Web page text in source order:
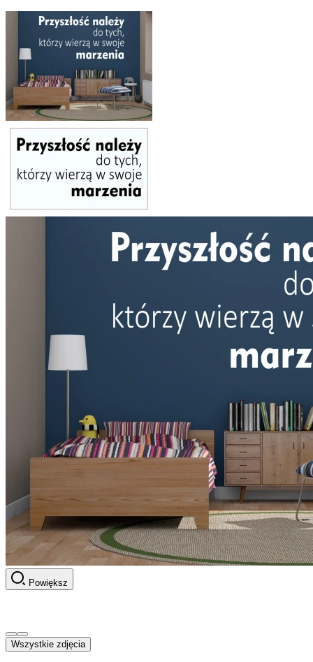
Powiększ
Wszystkie zdjęcia